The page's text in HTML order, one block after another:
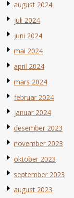
august 2024
juli 2024
juni 2024
mai 2024
april 2024
mars 2024
februar 2024
januar 2024
desember 2023
november 2023
oktober 2023
september 2023
august 2023